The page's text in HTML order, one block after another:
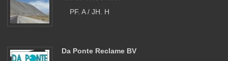
PF. A / JH. H
Da Ponte Reclame BV